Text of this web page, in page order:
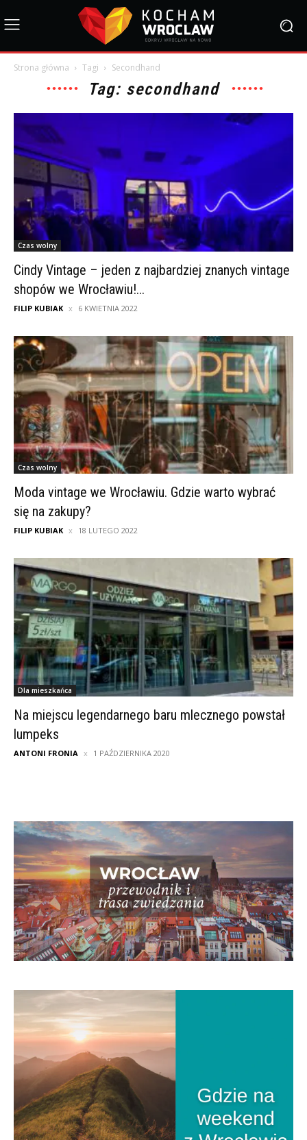
Strona główna Tagi Secondhand
Tag: secondhand
Czas wolny
Cindy Vintage – jeden z najbardziej znanych vintage
shopów we Wrocławiu!...
FILIP KUBIAK 6 KWIETNIA 2022
Czas wolny
Moda vintage we Wrocławiu. Gdzie warto wybrać
się na zakupy?
FILIP KUBIAK 18 LUTEGO 2022
Dla mieszkańca
Na miejscu legendarnego baru mlecznego powstał
lumpeks
ANTONI FRONIA 1 PAŹDZIERNIKA 2020